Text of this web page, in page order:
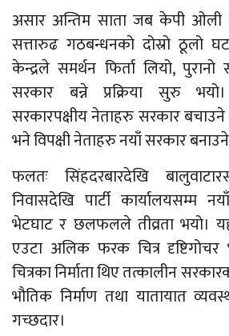
असार अन्तिम साता जब केपी ओली
सत्तारुढ गठबन्धनको दोस्रो ठूलो
केन्द्रले समर्थन फिर्ता लियो,
सरकार बन्ने प्रक्रिया सुरु भयो।
सरकारपक्षीय नेताहरु सरकार
भने विपक्षी नेताहरु नयाँ सरकार
फलतः सिंहदरबारदेखि
निवासदेखि पार्टी कार्यालयसम्म
भेटघाट र छलफलले तीव्रता भयो।
एउटा अलिक फरक चित्र
चित्रका निर्माता थिए तत्कालीन
भौतिक निर्माण तथा यातायात
गच्छदार।